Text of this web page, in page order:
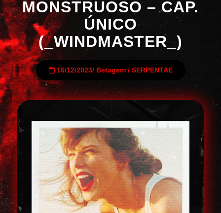
MONSTRUOSO – CAP.
ÚNICO
(_WINDMASTER_)
16/12/2023/ Betagem/ SERPENTAE